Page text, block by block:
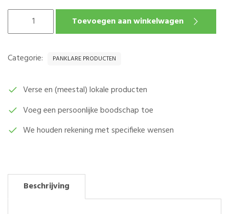
AANTAL
Toevoegen aan winkelwagen
Categorie: PANKLARE PRODUCTEN
Verse en (meestal) lokale producten
Voeg een persoonlijke boodschap toe
We houden rekening met specifieke wensen
Beschrijving